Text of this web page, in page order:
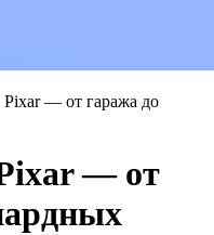
Pixar — от гаража до
— от